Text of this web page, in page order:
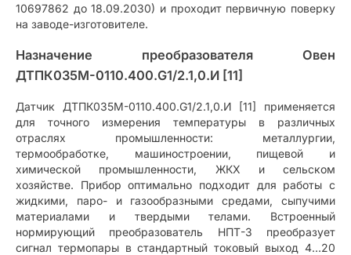
10697862 до 18.09.2030) и проходит первичную поверку
на заводе-изготовителе.
Назначение преобразователя Овен
ДТПК035М-0110.400.G1/2.1,0.И [11]
Датчик ДТПК035М-0110.400.G1/2.1,0.И [11] применяется
для точного измерения температуры в различных
отраслях промышленности: металлургии,
термообработке, машиностроении, пищевой и
химической промышленности, ЖКХ и сельском
хозяйстве. Прибор оптимально подходит для работы с
жидкими, паро- и газообразными средами, сыпучими
материалами и твердыми телами. Встроенный
нормирующий преобразователь НПТ-3 преобразует
сигнал термопары в стандартный токовый выход 4…20